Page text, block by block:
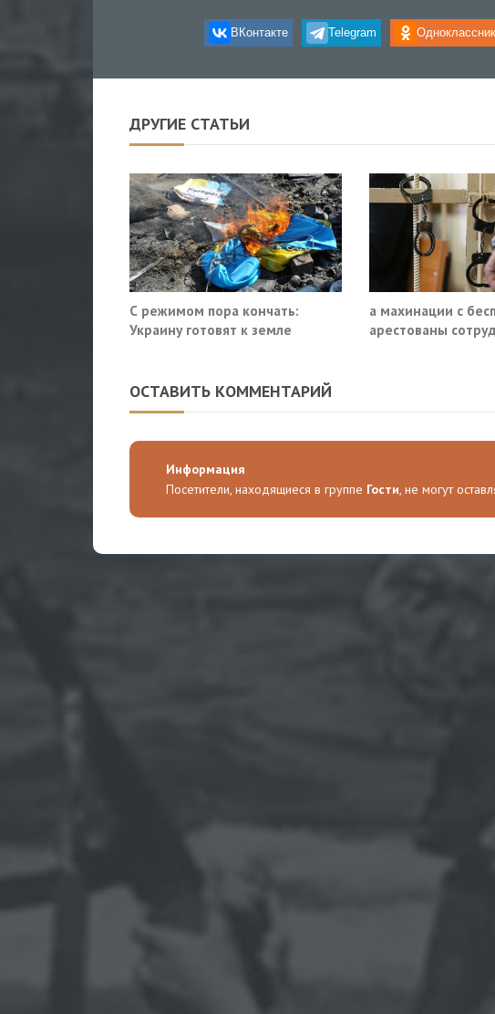
ВКонтакте Telegram
ДРУГИЕ СТАТЬИ
С режимом пора кончать:
Украину готовят к земле
а махинации с
арестованы
ОСТАВИТЬ КОММЕНТАРИЙ
Информация
Посетители, находящиеся в группе Гости, не могут